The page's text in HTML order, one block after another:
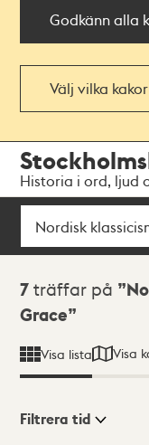
Godkänn alla
Välj vilka
navigationen
huvudinnehållet
Historia i ord, ljud
Sök
Sökresultat
7 träffar på
Grace
Visa lista Visa
Filtrera tid